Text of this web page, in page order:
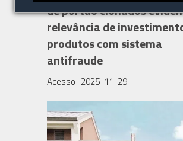
de portão clonados
relevância de
produtos com sistema
antifraude
Acesso | 2025-11-29